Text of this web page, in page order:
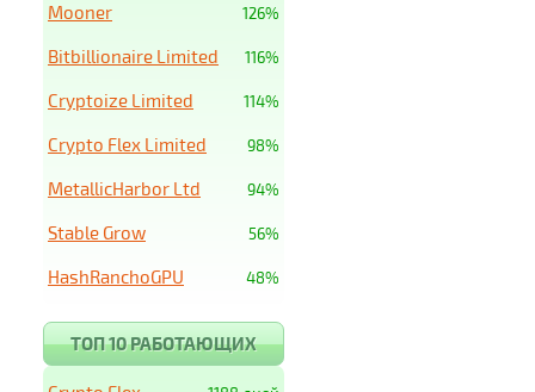
126%
Mooner
116%
Bitbillionaire Limited
114%
Cryptoize Limited
98%
Crypto Flex Limited
94%
MetallicHarbor Ltd
56%
Stable Grow
48%
HashRanchoGPU
ТОП 10 РАБОТАЮЩИХ